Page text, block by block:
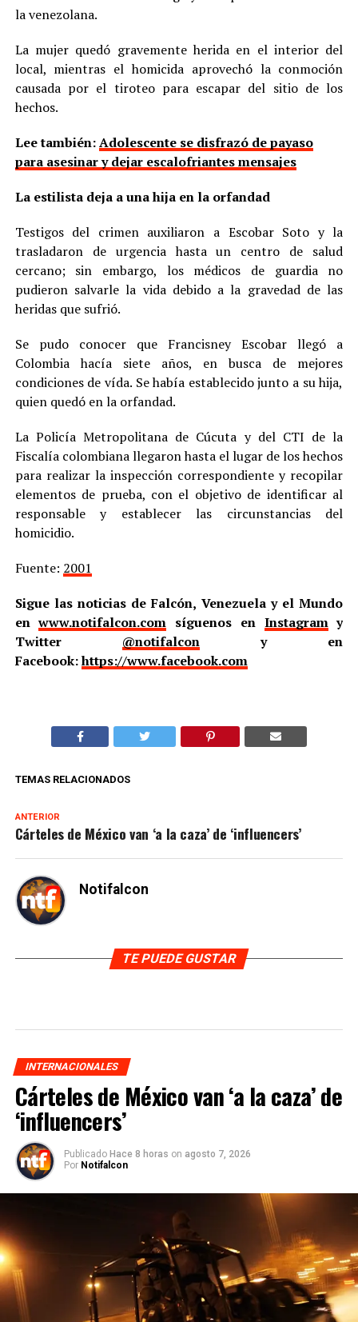
la venezolana.
La mujer quedó gravemente herida en el interior del
local, mientras el homicida aprovechó la conmoción
causada por el tiroteo para escapar del sitio de los
hechos.
Lee también:Adolescente se disfrazó de payaso
para asesinar y dejar escalofriantes mensajes
La estilista deja a una hija en la orfandad
Testigos del crimen auxiliaron a Escobar Soto y la
trasladaron de urgencia hasta un centro de salud
cercano; sin embargo, los médicos de guardia no
pudieron salvarle la vida debido a la gravedad de las
heridas que sufrió.
Se pudo conocer que Francisney Escobar llegó a
Colombia hacía siete años, en busca de mejores
condiciones de vída. Se había establecido junto a su hija,
quien quedó en la orfandad.
La Policía Metropolitana de Cúcuta y del CTI de la
Fiscalía colombiana llegaron hasta el lugar de los hechos
para realizar la inspección correspondiente y recopilar
elementos de prueba, con el objetivo de identificar al
responsable y establecer las circunstancias del
homicidio.
Fuente: 2001
Sigue las noticias de Falcón, Venezuela y el Mundo
enwww.notifalcon.com síguenos en Instagramy
Twitter @notifalcony en
Facebook:https://www.facebook.com
TEMAS RELACIONADOS
ANTERIOR
Cárteles de México van ‘a la caza’ de ‘influencers’
Notifalcon
TE PUEDE GUSTAR
INTERNACIONALES
Cárteles de México van ‘a la caza’ de
‘influencers’
Publicado Hace 8 horas on agosto 7, 2026
Por Notifalcon